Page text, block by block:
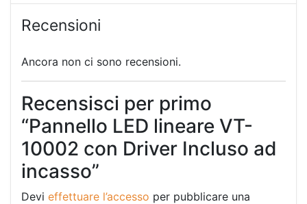
Recensioni
Ancora non ci sono recensioni.
Recensisci per primo
“Pannello LED lineare VT-
10002 con Driver Incluso ad
incasso”
Devi effettuare l’accesso per pubblicare una